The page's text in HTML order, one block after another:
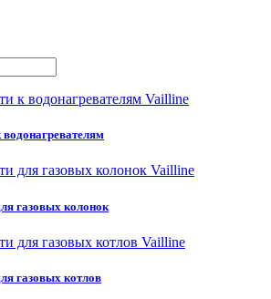
водонагревателям
газовых колонок
газовых котлов